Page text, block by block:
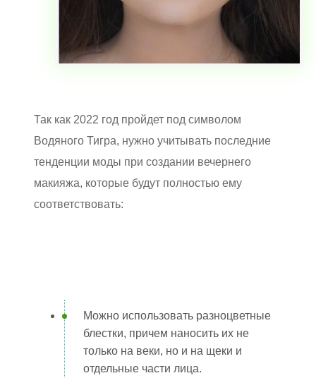
Так как 2022 год пройдет под символом
Водяного Тигра, нужно учитывать последние
тенденции моды при создании вечернего
макияжа, которые будут полностью ему
соответствовать:
Можно использовать разноцветные
блестки, причем наносить их не
только на веки, но и на щеки и
отдельные части лица.